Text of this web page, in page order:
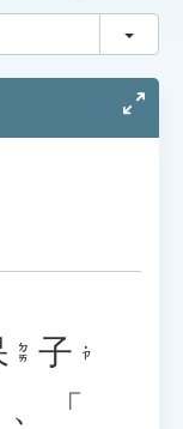
切換
ㄉㄞ 子 ˙ㄗ
、「